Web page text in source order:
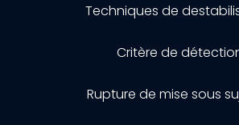
Techniques de
Critère de
Rupture de mise sous